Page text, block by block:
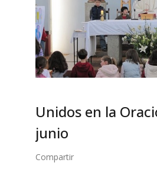
Unidos en la
junio
Compartir